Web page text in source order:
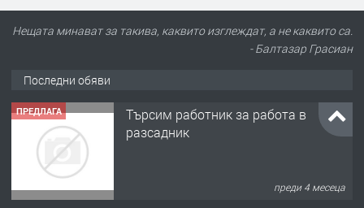
Нещата минават за такива, каквито изглеждат, а не каквито са.
- Балтазар Грасиан
Последни обяви
ПРЕДЛАГА
Търсим работник за работа в
разсадник
преди 4 месеца